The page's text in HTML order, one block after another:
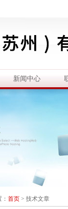
新闻中心
首页 > 技术文章